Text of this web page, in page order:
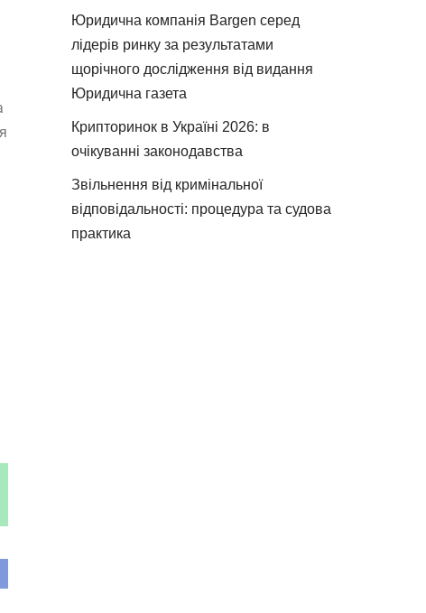
Юридична компанія Bargen серед
лідерів ринку за результатами
щорічного дослідження від видання
Юридична газета
Крипторинок в Україні 2026: в
очікуванні законодавства
Звільнення від кримінальної
відповідальності: процедура та судова
практика